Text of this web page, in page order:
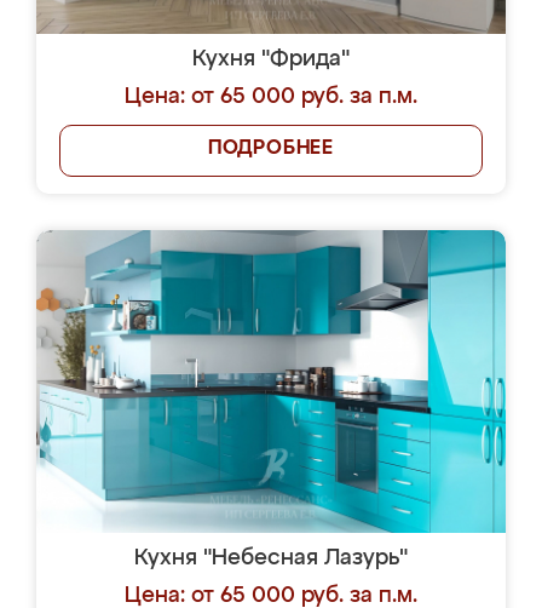
Кухня "Фрида"
Цена: от 65 000 руб. за п.м.
ПОДРОБНЕЕ
Кухня "Небесная Лазурь"
Цена: от 65 000 руб. за п.м.